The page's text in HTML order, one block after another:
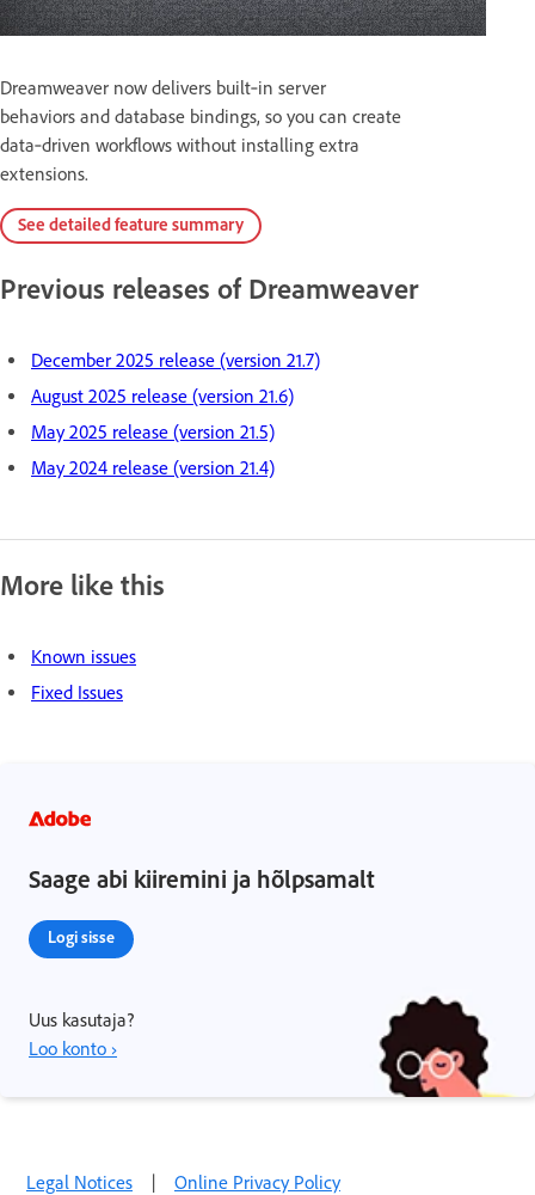
Dreamweaver now delivers built‑in server
behaviors and database bindings, so you can create
data‑driven workflows without installing extra
extensions.
See detailed feature summary
Previous releases of Dreamweaver
December 2025 release (version 21.7)
August 2025 release (version 21.6)
May 2025 release (version 21.5)
May 2024 release (version 21.4)
More like this
Known issues
Fixed Issues
Saage abi kiiremini ja hõlpsamalt
Logi sisse
Uus kasutaja?
Loo konto ›
Legal Notices | Online Privacy Policy